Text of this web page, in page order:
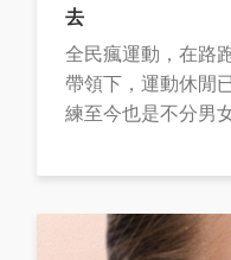
去
全民瘋運動，在路
帶領下，運動休閒
練至今也是不分男